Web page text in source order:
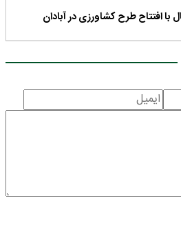
افتتاح طرح کشاورزی در آبادان